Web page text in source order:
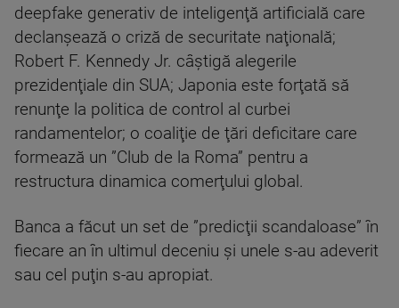
deepfake generativ de inteligenţă artificială care
declanşează o criză de securitate naţională;
Robert F. Kennedy Jr. câştigă alegerile
prezidenţiale din SUA; Japonia este forţată să
renunţe la politica de control al curbei
randamentelor; o coaliţie de ţări deficitare care
formează un ”Club de la Roma” pentru a
restructura dinamica comerţului global.
Banca a făcut un set de ”predicţii scandaloase” în
fiecare an în ultimul deceniu şi unele s-au adeverit
sau cel puţin s-au apropiat.